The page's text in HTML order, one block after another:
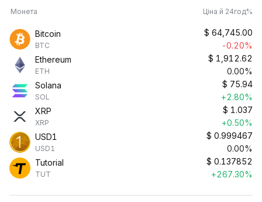
Монета Ціна й 24год%
Bitcoin
BTC
$ 64,745.00
-0.20%
Ethereum
ETH
$ 1,912.62
0.00%
Solana
SOL
$ 75.94
+2.80%
XRP
XRP
$ 1.037
+0.50%
USD1
USD1
$ 0.999467
0.00%
Tutorial
TUT
$ 0.137852
+267.30%